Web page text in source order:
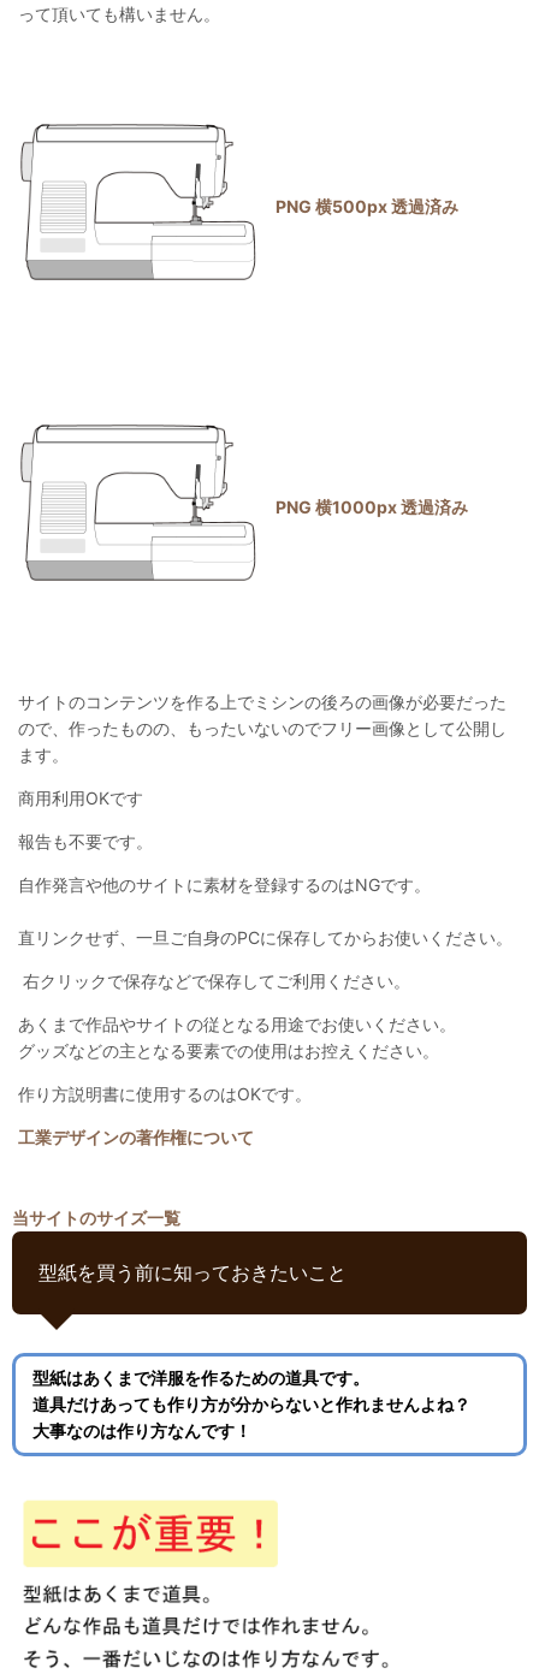
って頂いても構いません。
PNG 横500px 透過済み
PNG 横1000px 透過済み
サイトのコンテンツを作る上でミシンの後ろの画像が必要だった
ので、作ったものの、もったいないのでフリー画像として公開し
ます。
商用利用OKです
報告も不要です。
自作発言や他のサイトに素材を登録するのはNGです。
直リンクせず、一旦ご自身のPCに保存してからお使いください。
右クリックで保存などで保存してご利用ください。
あくまで作品やサイトの従となる用途でお使いください。
グッズなどの主となる要素での使用はお控えください。
作り方説明書に使用するのはOKです。
工業デザインの著作権について
当サイトのサイズ一覧
型紙を買う前に知っておきたいこと
型紙はあくまで洋服を作るための道具です。
道具だけあっても作り方が分からないと作れませんよね？
大事なのは作り方なんです！